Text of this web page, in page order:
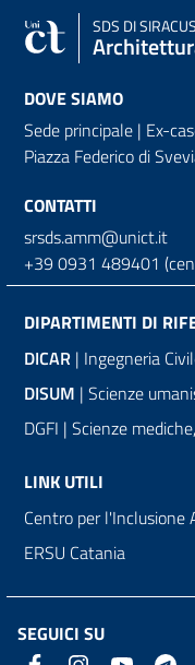
SDS DI
DOVE SIAMO
Sede principale | Ex-
Piazza Federico di
CONTATTI
srsds.amm@unict.it
+39 0931 489401
DIPARTIMENTI DI
DICAR | Ingegneria
DISUM | Scienze
DGFI | Scienze
LINK UTILI
Centro per
ERSU Catania
SEGUICI SU